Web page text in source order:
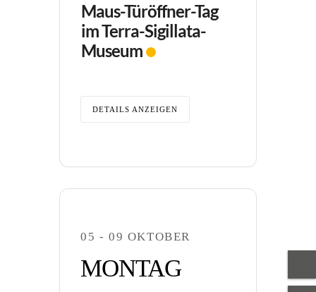
Maus-Türöffner-Tag
im Terra-Sigillata-
Museum
DETAILS ANZEIGEN
05 - 09 OKTOBER
MONTAG